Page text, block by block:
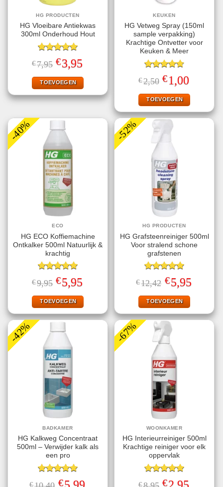
HG PRODUCTEN
HG Vloeibare Antiekwas
300ml Onderhoud Hout
Gewaardeerd
5.00uit 5
€7,95 Oorspronkelijke
prijs
was:
€7,95.
€3,95
is:
€3,95.
TOEVOEGEN
KEUKEN
HG Vetweg Spray (150ml
sample verpakking)
Krachtige Ontvetter voor
Keuken & Meer
Gewaardeerd
4.71uit 5
€2,50 Oorspronkelijke
prijs
was:
€2,50.
€1,00
is:
€1,00.
TOEVOEGEN
-40%
ECO
HG ECO Koffiemachine
Ontkalker 500ml Natuurlijk &
krachtig
Gewaardeerd
5.00uit 5
€9,95 Oorspronkelijke
prijs
was:
€9,95.
€5,95
is:
€5,95.
TOEVOEGEN
-52%
HG PRODUCTEN
HG Grafsteenreiniger 500ml
Voor stralend schone
grafstenen
Gewaardeerd
5.00uit 5
€12,42 Oorspronkelijke
prijs
was:
€12,42.
€5,95prijs
TOEVOEGEN
-42%
BADKAMER
HG Kalkweg Concentraat
500ml – Verwijder kalk als
een pro
Gewaardeerd
€
Oorspronkelijke
€5,99Huidige
-67%
WOONKAMER
HG Interieurreiniger 500ml
Krachtige reiniger voor elk
oppervlak
Gewaardeerd
€
Oorspronkelijke
€2,95